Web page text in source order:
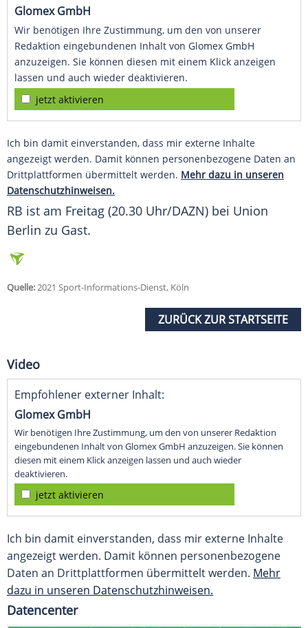
Glomex GmbH
Wir benötigen Ihre Zustimmung, um den von unserer
Redaktion eingebundenen Inhalt von Glomex GmbH
anzuzeigen. Sie können diesen mit einem Klick anzeigen
lassen und auch wieder deaktivieren.
jetzt aktivieren
Ich bin damit einverstanden, dass mir externe Inhalte
angezeigt werden. Damit können personenbezogene Daten an
Drittplattformen übermittelt werden. Mehr dazu in unseren
Datenschutzhinweisen.
RB ist am Freitag (20.30 Uhr/DAZN) bei Union
Berlin zu Gast.
Quelle:2021 Sport-Informations-Dienst, Köln
ZURÜCK ZUR STARTSEITE
Video
Empfohlener externer Inhalt:
Glomex GmbH
Wir benötigen Ihre Zustimmung, um den von unserer Redaktion
eingebundenen Inhalt von Glomex GmbH anzuzeigen. Sie können
diesen mit einem Klick anzeigen lassen und auch wieder
deaktivieren.
jetzt aktivieren
Ich bin damit einverstanden, dass mir externe Inhalte
angezeigt werden. Damit können personenbezogene
Daten an Drittplattformen übermittelt werden. Mehr
dazu in unseren Datenschutzhinweisen.
Datencenter